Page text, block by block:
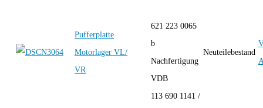
Pufferplatte
Motorlager VL/
VR
621 223 0065
b
Nachfertigung
VDB
Neuteilebestand
113 690 1141 /